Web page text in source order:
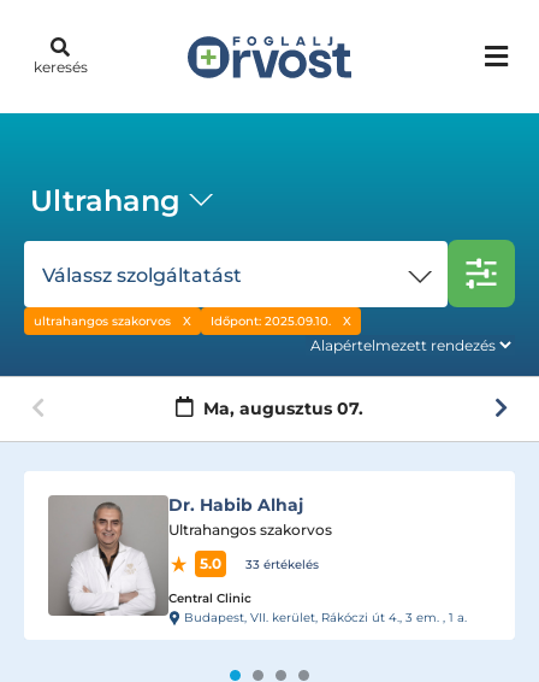
keresés
Ultrahang
Válassz szolgáltatást
ultrahangos szakorvos Időpont: 2025.09.10.
Ma, augusztus 07.
Dr. Incze Zsuzsa
Ultrahangos szakorvos
0.0
0 értékelés
Coordimed Rendelő
Budapest, II. kerület, Völgy utca 5/a 4-es kapucsengő második épület.